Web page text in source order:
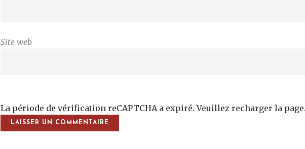
Site web
La période de vérification reCAPTCHA a expiré. Veuillez recharger la